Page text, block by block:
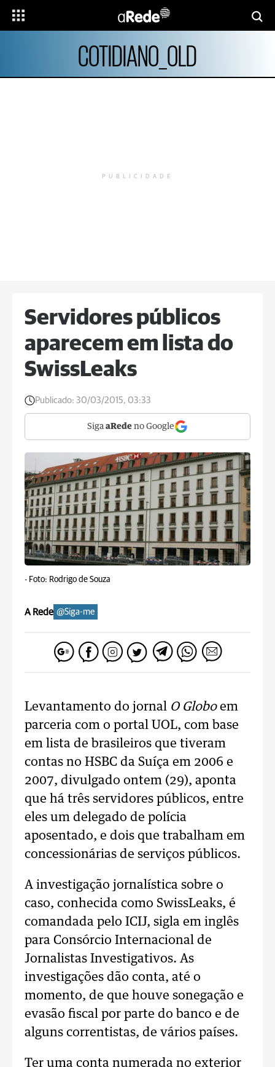
COTIDIANO_OLD
PUBLICIDADE
Servidores públicos
aparecem em lista do
SwissLeaks
Publicado: 30/03/2015, 03:33
Siga aRede no Google
- Foto: Rodrigo de Souza
A Rede @Siga-me
Levantamento do jornal O Globoem
parceria com o portal UOL, com base
em lista de brasileiros que tiveram
contas no HSBC da Suíça em 2006 e
2007, divulgado ontem (29), aponta
que há três servidores públicos, entre
eles um delegado de polícia
aposentado, e dois que trabalham em
concessionárias de serviços públicos.
A investigação jornalística sobre o
caso, conhecida como SwissLeaks, é
comandada pelo ICIJ, sigla em inglês
para Consórcio Internacional de
Jornalistas Investigativos. As
investigações dão conta, até o
momento, de que houve sonegação e
evasão fiscal por parte do banco e de
alguns correntistas, de vários países.
Ter uma conta numerada no exterior